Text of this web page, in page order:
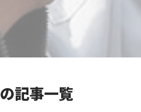
の記事一覧